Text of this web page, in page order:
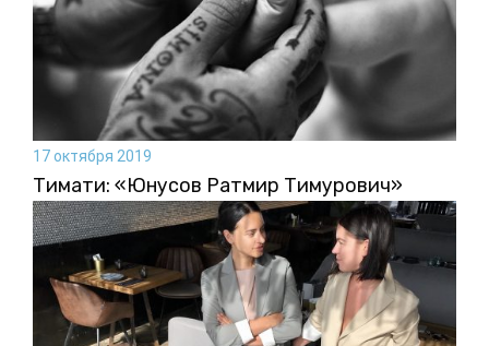
17 октября 2019
Тимати: «Юнусов Ратмир Тимурович»